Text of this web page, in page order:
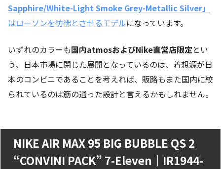
Sapphire/White-Light Smoke Grey-Metallic Silver」
はローソンを彷彿とさせるモデルになっています。
いずれのカラーも国内atmosおよびNike直営店限定とい
う、日本市場に閉じた展開となっているのは、着想源が日
本のコンビニであることを考えれば、販路もまた国内に絞
られているのは筋の通った設計と言えるかもしれません。
NIKE AIR MAX 95 BIG BUBBLE QS 2
“CONVINI PACK” 7-Eleven｜IR1944-